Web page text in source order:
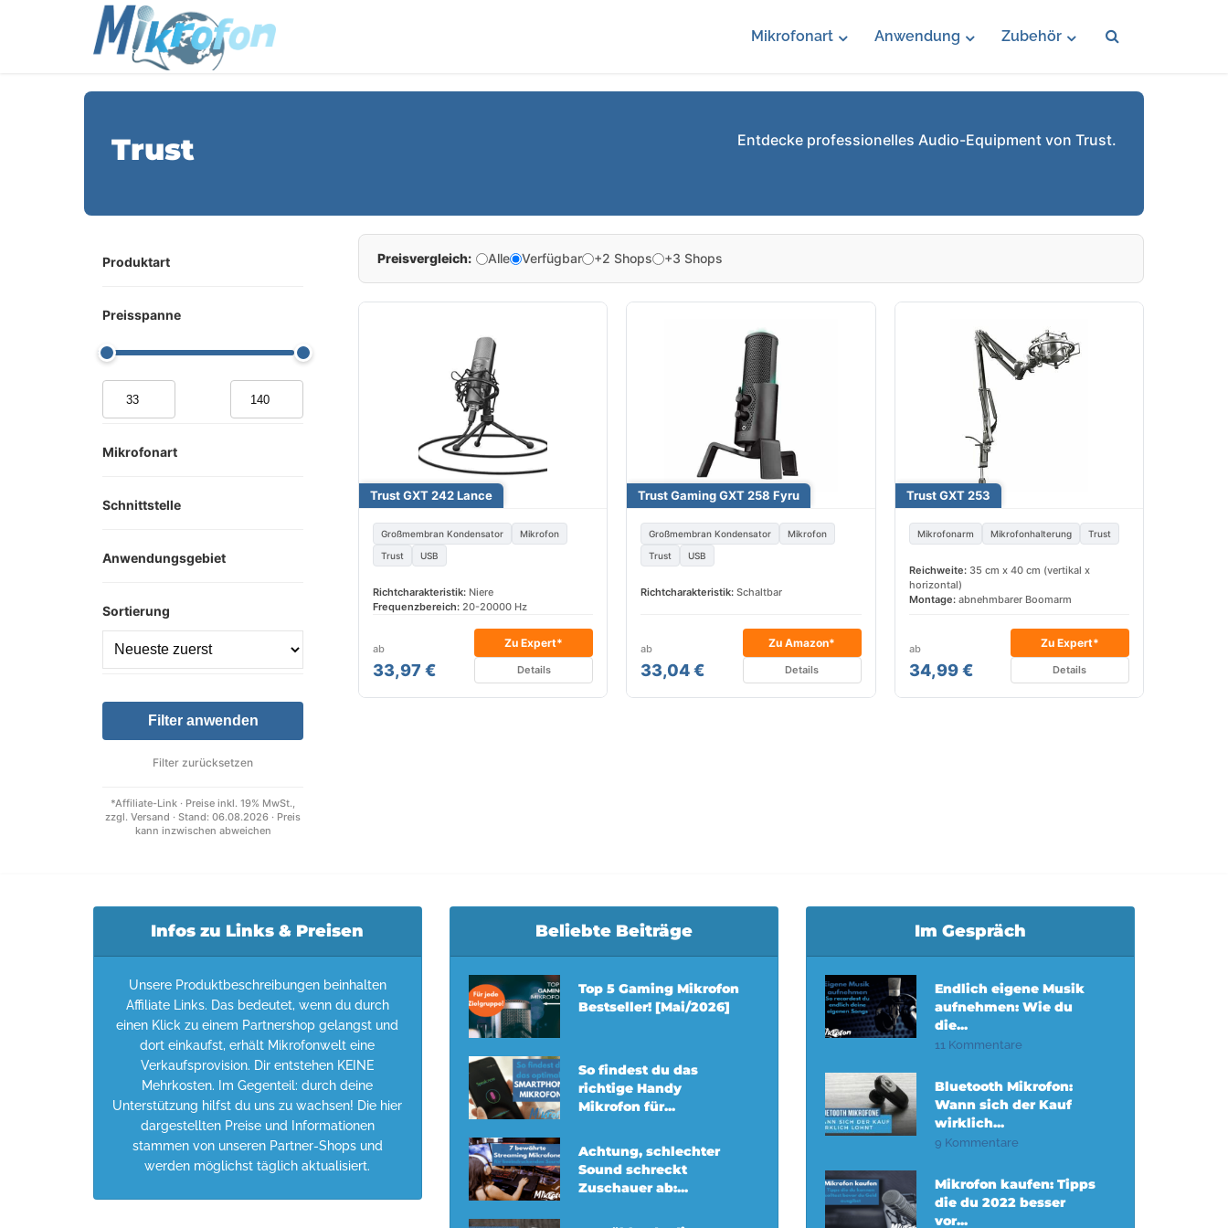
Mikrofonart Anwendung Zubehör
Trust Entdecke professionelles Audio-Equipment von Trust.
Produktart
Preisspanne
Mikrofonart
Schnittstelle
Anwendungsgebiet
Sortierung
Filter anwenden
Filter zurücksetzen
*Affiliate-Link · Preise inkl. 19% MwSt.,
zzgl. Versand · Stand: 06.08.2026 · Preis
kann inzwischen abweichen
Preisvergleich: Alle Verfügbar +2 Shops +3 Shops
Trust GXT 242 Lance
Großmembran Kondensator
Mikrofon
Trust
USB
Richtcharakteristik: Niere
Frequenzbereich: 20-20000 Hz
ab
33,97 €
Zu Expert*
Details
Trust Gaming GXT 258 Fyru
Großmembran Kondensator
Mikrofon
Trust
USB
Richtcharakteristik: Schaltbar
ab
33,04 €
Zu Amazon*
Details
Trust GXT 253
Mikrofonarm Mikrofonhalterung Trust
Reichweite:35 cm x 40 cm (vertikal x
horizontal)
Montage:abnehmbarer Boomarm
ab
34,99 €
Zu Expert*
Details
Infos zu Links & Preisen
Unsere Produktbeschreibungen beinhalten
Affiliate Links. Das bedeutet, wenn du durch
einen Klick zu einem Partnershop gelangst und
dort einkaufst, erhält Mikrofonwelt eine
Verkaufsprovision. Dir entstehen KEINE
Mehrkosten. Im Gegenteil: durch deine
Unterstützung hilfst du uns zu wachsen! Die hier
dargestellten Preise und Informationen
stammen von unseren Partner-Shops und
werden möglichst täglich aktualisiert.
Beliebte Beiträge
Top 5 Gaming Mikrofon
Bestseller! [Mai/2026]
So findest du das
richtige Handy
Mikrofon für...
Achtung, schlechter
Sound schreckt
Zuschauer ab:...
Im Gespräch
Endlich eigene Musik
aufnehmen: Wie du
die...
11 Kommentare
Bluetooth Mikrofon:
Wann sich der Kauf
wirklich...
9 Kommentare
Mikrofon kaufen: Tipps
die du 2022 besser
vor...